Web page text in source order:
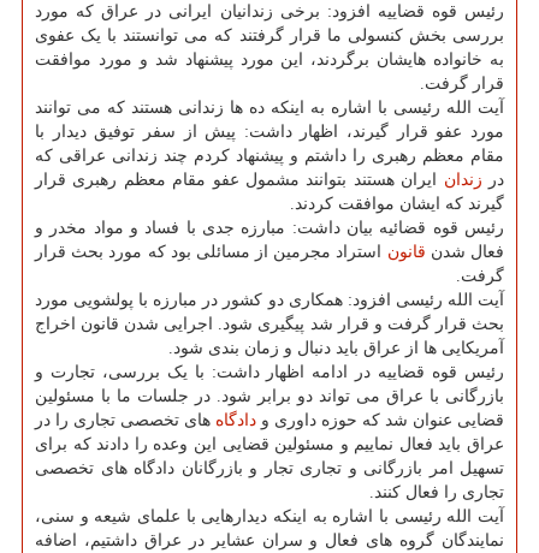
رئیس قوه قضاییه افزود: برخی زندانیان ایرانی در عراق که مورد
بررسی بخش کنسولی ما قرار گرفتند که می توانستند با یک عفوی
به خانواده هایشان برگردند، این مورد پیشنهاد شد و مورد موافقت
قرار گرفت.
آیت الله رئیسی با اشاره به اینکه ده ها زندانی هستند که می توانند
مورد عفو قرار گیرند، اظهار داشت: پیش از سفر توفیق دیدار با
مقام معظم رهبری را داشتم و پیشنهاد کردم چند زندانی عراقی که
در زندان ایران هستند بتوانند مشمول عفو مقام معظم رهبری قرار
گیرند که ایشان موافقت کردند.
رئیس قوه قضائیه بیان داشت: مبارزه جدی با فساد و مواد مخدر و
فعال شدن قانون استراد مجرمین از مسائلی بود که مورد بحث قرار
گرفت.
آیت الله رئیسی افزود: همکاری دو کشور در مبارزه با پولشویی مورد
بحث قرار گرفت و قرار شد پیگیری شود. اجرایی شدن قانون اخراج
آمریکایی ها از عراق باید دنبال و زمان بندی شود.
رئیس قوه قضاییه در ادامه اظهار داشت: با یک بررسی، تجارت و
بازرگانی با عراق می تواند دو برابر شود. در جلسات ما با مسئولین
قضایی عنوان شد که حوزه داوری و دادگاه های تخصصی تجاری را در
عراق باید فعال نماییم و مسئولین قضایی این وعده را دادند که برای
تسهیل امر بازرگانی و تجاری تجار و بازرگانان دادگاه های تخصصی
تجاری را فعال کنند.
آیت الله رئیسی با اشاره به اینکه دیدارهایی با علمای شیعه و سنی،
نمایندگان گروه های فعال و سران عشایر در عراق داشتیم، اضافه